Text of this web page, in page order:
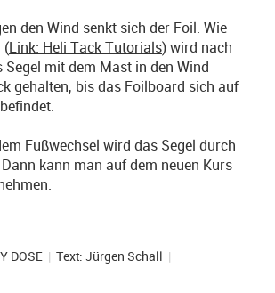
den Wind senkt sich der Foil. Wie
(Link: Heli Tack Tutorials) wird nach
Segel mit dem Mast in den Wind
gehalten, bis das Foilboard sich auf
Fußwechsel wird das Segel durch
kann man auf dem neuen Kurs
DOSE | Text: Jürgen Schall |